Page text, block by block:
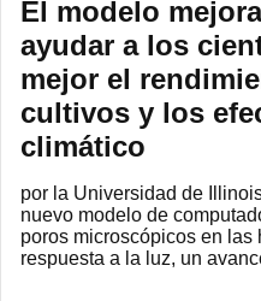
El modelo
ayudar a los
mejor el
cultivos y los
climático
por la Universidad de
nuevo modelo de
poros microscópicos en las
respuesta a la luz, un